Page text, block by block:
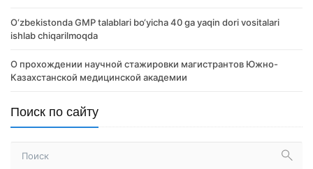
O‘zbekistonda GMP talablari bo‘yicha 40 ga yaqin dori vositalari
ishlab chiqarilmoqda
О прохождении научной стажировки магистрантов Южно-
Казахстанской медицинской академии
Поиск по сайту